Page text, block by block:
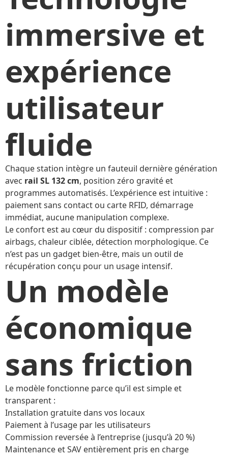
immersive et
expérience
utilisateur
fluide
Chaque station intègre un fauteuil dernière génération
avec rail SL 132 cm, position zéro gravité et
programmes automatisés. L’expérience est intuitive :
paiement sans contact ou carte RFID, démarrage
immédiat, aucune manipulation complexe.
Le confort est au cœur du dispositif : compression par
airbags, chaleur ciblée, détection morphologique. Ce
n’est pas un gadget bien-être, mais un outil de
récupération conçu pour un usage intensif.
Un modèle
économique
sans friction
Le modèle fonctionne parce qu’il est simple et
transparent :
Installation gratuite dans vos locaux
Paiement à l’usage par les utilisateurs
Commission reversée à l’entreprise (jusqu’à 20 %)
Maintenance et SAV entièrement pris en charge